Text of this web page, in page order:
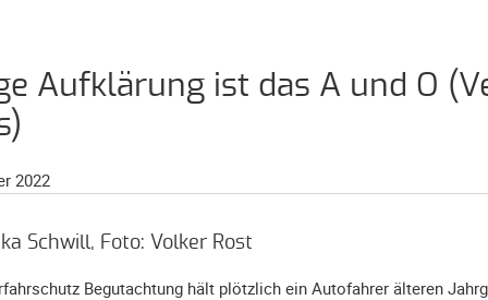
Aufklärung ist das A und O
2022
Schwill, Foto: Volker Rost
Begutachtung hält plötzlich ein Autofahrer älteren